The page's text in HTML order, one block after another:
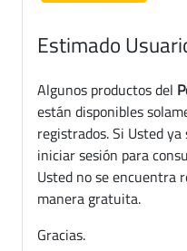
Estimado
Algunos productos del
están disponibles
registrados. Si Usted
iniciar sesión para
Usted no se encuentra
manera gratuita.
Gracias.